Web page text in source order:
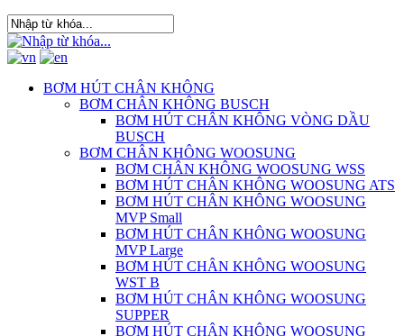
BƠM HÚT CHÂN KHÔNG
BƠM CHÂN KHÔNG BUSCH
BƠM HÚT CHÂN KHÔNG VÒNG DẦU
BUSCH
BƠM CHÂN KHÔNG WOOSUNG
BƠM CHÂN KHÔNG WOOSUNG WSS
BƠM HÚT CHÂN KHÔNG WOOSUNG ATS
BƠM HÚT CHÂN KHÔNG WOOSUNG
MVP Small
BƠM HÚT CHÂN KHÔNG WOOSUNG
MVP Large
BƠM HÚT CHÂN KHÔNG WOOSUNG
WST B
BƠM HÚT CHÂN KHÔNG WOOSUNG
SUPPER
BƠM HÚT CHÂN KHÔNG WOOSUNG